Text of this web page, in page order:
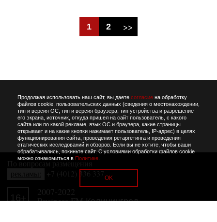
1 2
Продолжая использовать наш сайт, вы даете согласиена обработку
файлов cookie, пользовательских данных (сведения о местонахождении,
тип и версия ОС, тип и версия браузера, тип устройства и разрешение
его экрана, источник, откуда пришел на сайт пользователь, с какого
сайта или по какой рекламе, язык ОС и браузера, какие страницы
открывает и на какие кнопки нажимает пользователь, IP-адрес) в целях
функционирования сайта, проведения ретаргетинга и проведения
статических исследований и обзоров. Если вы не хотите, чтобы ваши
обрабатывались, покиньте сайт. С условиями обработки файлов cookie
можно ознакомиться в Политике.
OK
По вопросам размещения
рекламы:
+7 (4012) 336 337
16+
2007-2022
Business FM Калининград.